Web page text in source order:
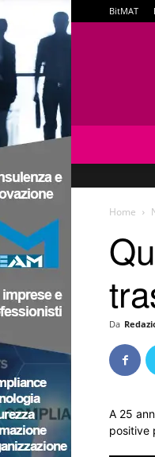
BitMAT
Home
Da
A 25
positive